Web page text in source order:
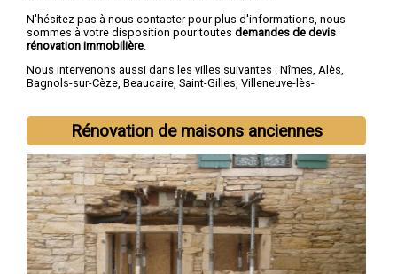
N'hésitez pas à nous contacter pour plus d'informations, nous
sommes à votre disposition pour toutes demandes de devis
rénovation immobilière
Nous intervenons aussi dans les villes suivantes : Nîmes, Alès,
Bagnols-sur-Cèze, Beaucaire, Saint-Gilles, Villeneuve-lès-
Rénovation de maisons anciennes